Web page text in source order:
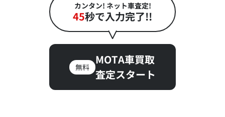
カンタン! ネット車査定!
45秒で入力完了!!
無料
MOTA車買取
査定スタート